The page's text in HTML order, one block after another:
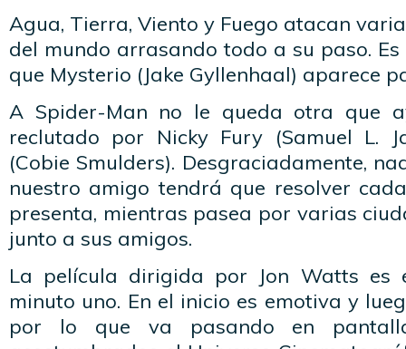
Agua, Tierra, Viento y Fuego atacan
del mundo arrasando todo a su paso. Es
que Mysterio (Jake Gyllenhaal) aparece
A Spider-Man no le queda otra que
reclutado por Nicky Fury (Samuel L.
(Cobie Smulders). Desgraciadamente,
nuestro amigo tendrá que resolver
presenta, mientras pasea por varias
junto a sus amigos.
La película dirigida por Jon Watts es
minuto uno. En el inicio es emotiva y
por lo que va pasando en